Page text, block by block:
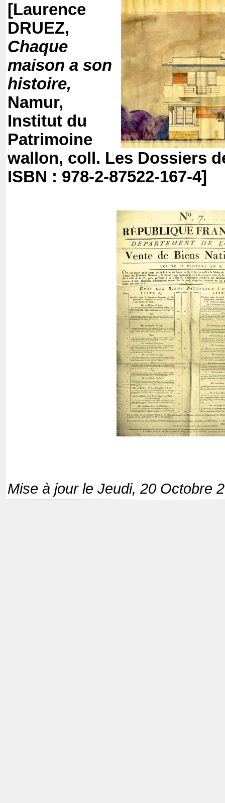
[Laurence
DRUEZ,
Chaque
maison a son
histoire,
Namur,
Institut du
Patrimoine
wallon, coll. Les Dossiers
ISBN : 978-2-87522-167-4]
Mise à jour le Jeudi, 20 Octobre